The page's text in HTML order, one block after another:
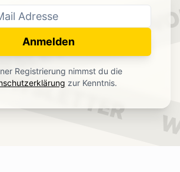
Anmelden
Registrierung nimmst du die
zur Kenntnis.